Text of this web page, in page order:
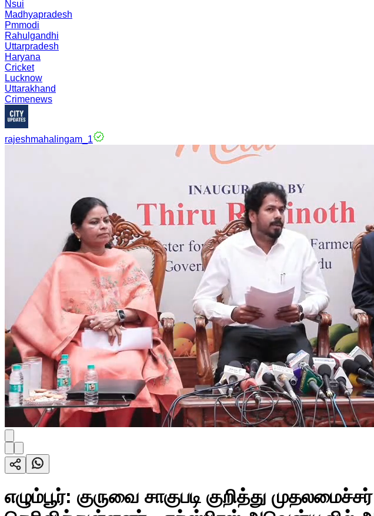
Nsui
Madhyapradesh
Pmmodi
Rahulgandhi
Uttarpradesh
Haryana
Cricket
Lucknow
Uttarakhand
Crimenews
rajeshmahalingam_1
எழும்பூர்: குருவை சாகுபடி குறித்து